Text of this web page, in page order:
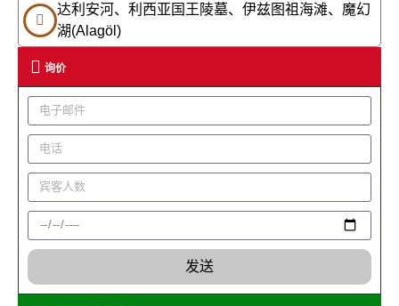
达利安河、利西亚国王陵墓、伊兹图祖海滩、魔幻
湖(Alagöl)
询价
发送